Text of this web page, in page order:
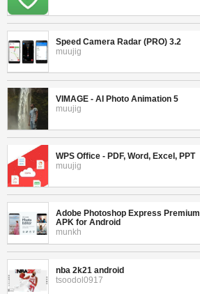
Speed Camera Radar (PRO) 3.2
muujig
VIMAGE - AI Photo Animation 5
muujig
WPS Office - PDF, Word, Excel, PPT
muujig
Adobe Photoshop Express Premium
APK for Android
munkh
nba 2k21 android
tsoodol0917